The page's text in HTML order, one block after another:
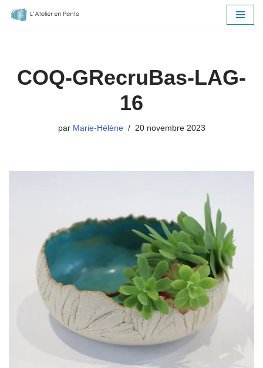
COQ-GRecruBas-LAG-
16
par Marie-Hélène 20 novembre 2023